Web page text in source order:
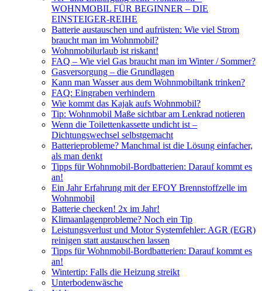
WOHNMOBIL FÜR BEGINNER – DIE
EINSTEIGER-REIHE
Batterie austauschen und aufrüsten: Wie viel Strom
braucht man im Wohnmobil?
Wohnmobilurlaub ist riskant!
FAQ – Wie viel Gas braucht man im Winter / Sommer?
Gasversorgung – die Grundlagen
Kann man Wasser aus dem Wohnmobiltank trinken?
FAQ: Eingraben verhindern
Wie kommt das Kajak aufs Wohnmobil?
Tip: Wohnmobil Maße sichtbar am Lenkrad notieren
Wenn die Toilettenkassette undicht ist –
Dichtungswechsel selbstgemacht
Batterieprobleme? Manchmal ist die Lösung einfacher,
als man denkt
Tipps für Wohnmobil-Bordbatterien: Darauf kommt es
an!
Ein Jahr Erfahrung mit der EFOY Brennstoffzelle im
Wohnmobil
Batterie checken! 2x im Jahr!
Klimaanlagenprobleme? Noch ein Tip
Leistungsverlust und Motor Systemfehler: AGR (EGR)
reinigen statt austauschen lassen
Tipps für Wohnmobil-Bordbatterien: Darauf kommt es
an!
Wintertip: Falls die Heizung streikt
Unterbodenwäsche